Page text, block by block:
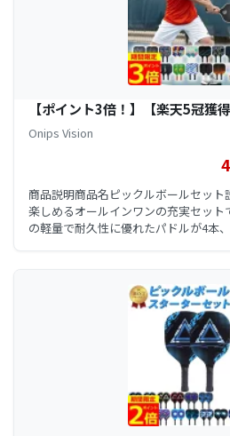
【ポイント3倍！】【楽天5冠獲
Onips Vision
商品説明商品名ピックルボールセッ
楽しめるオールインワンの充実セッ
の軽量で耐久性に優れたパドルが4本